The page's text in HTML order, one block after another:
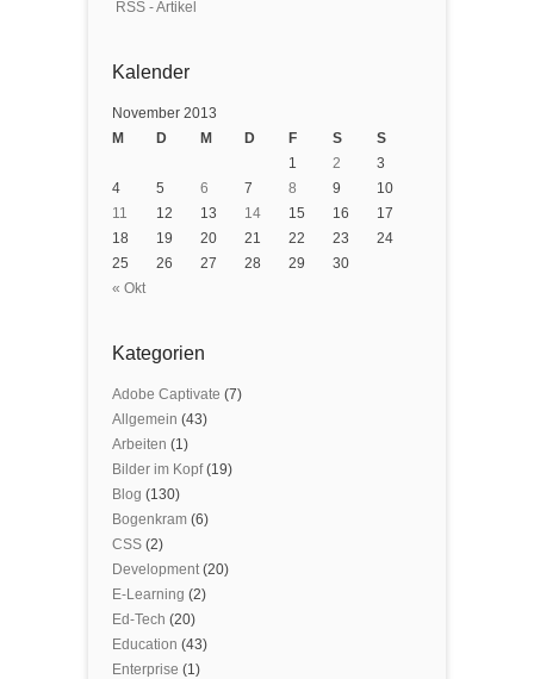
RSS - Artikel
Kalender
November 2013
M
D M D F S S
« Okt
1 2
3
4
5 6 7 8 9
10
11
12 13 14 15 16
17
18
19 20 21 22 23
24
25
26 27 28 29 30
Kategorien
Adobe Captivate (7)
Allgemein (43)
Arbeiten (1)
Bilder im Kopf(19)
Blog (130)
Bogenkram (6)
CSS (2)
Development(20)
E-Learning (2)
Ed-Tech (20)
Education (43)
Enterprise (1)